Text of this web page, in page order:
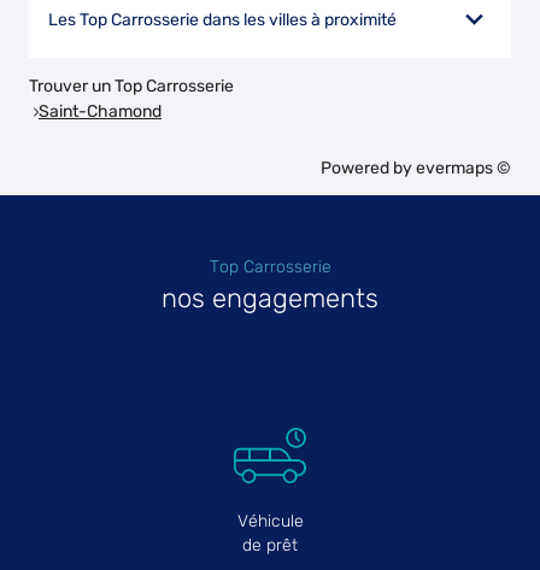
Les Top Carrosserie dans les villes à proximité
Trouver un Top Carrosserie
Saint-Chamond
Powered byevermaps ©
Top Carrosserie
nos engagements
Véhicule
de prêt